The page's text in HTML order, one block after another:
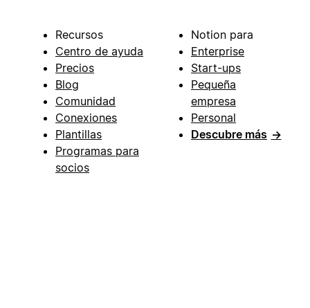
Recursos
Centro de ayuda
Precios
Blog
Comunidad
Conexiones
Plantillas
Programas para
socios
Notion para
Enterprise
Start-ups
Pequeña
empresa
Personal
Descubre más →